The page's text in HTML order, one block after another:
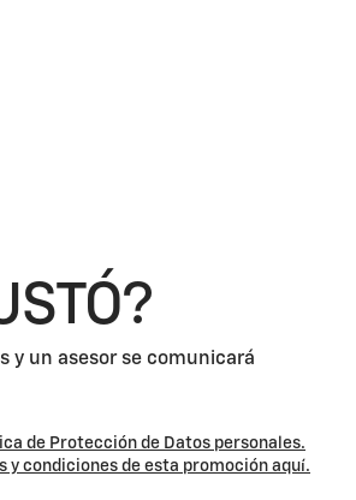
y un asesor se comunicará
de Protección de Datos personales.
y condiciones de esta promoción aquí.